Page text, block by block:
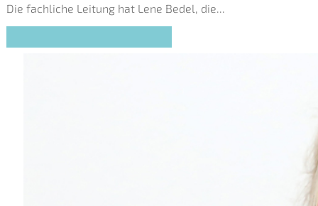
Die fachliche Leitung hat Lene Bedel, die...